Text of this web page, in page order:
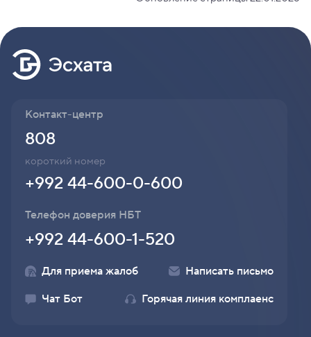
Контакт-центр
короткий номер
808
+992 44-600-0-600
Телефон доверия НБТ
+992 44-600-1-520
Для приема жалоб
Написать письмо
Чат Бот
Горячая линия комплаенс